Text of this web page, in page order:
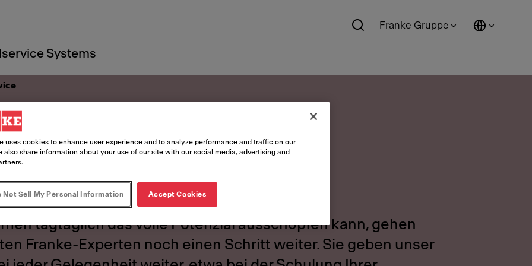
Systems
Franke Gruppe
in Verbindung
tagtäglich das volle Potenzial ausschöpfen kann, gehen
Franke-Experten noch einen Schritt weiter. Sie geben unser
uses cookies to enhance user experience and to analyze performance and traffic on our
also share information about your use of our site with our social media, advertising and
Not Sell My Personal Information Accept Cookies